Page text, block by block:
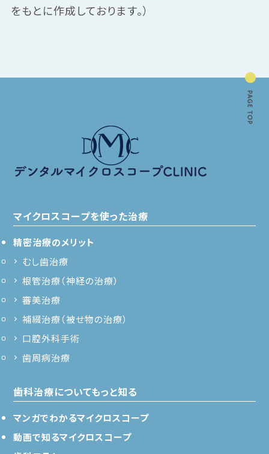
をもとに作成しております。）
マイクロスコープを使った治療
精密治療のメリット
むし歯治療
根管治療（神経の治療）
審美治療
補綴治療（被せ物の治療）
口腔外科手術
歯周病治療
歯科治療についてもっと知る
マンガでわかるマイクロスコープ
動画で知るマイクロスコープ